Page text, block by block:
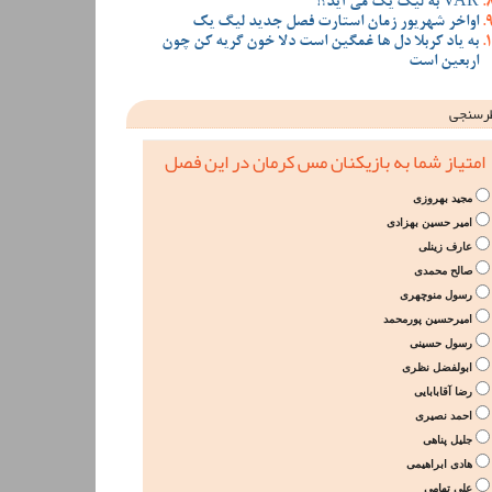
اواخر شهریور زمان استارت فصل جدید لیگ یک
به یاد کربلا دل ها غمگین است دلا خون گریه کن چون
اربعین است
امتیاز شما به بازیکنان مس کرمان در این فصل
مجید بهروزی
امیر حسین بهزادی
عارف زینلی
صالح محمدی
رسول منوچهری
امیرحسین پورمحمد
رسول حسینی
ابولفضل نظری
رضا آقابابایی
احمد نصیری
جلیل پناهی
هادی ابراهیمی
علی تهامی